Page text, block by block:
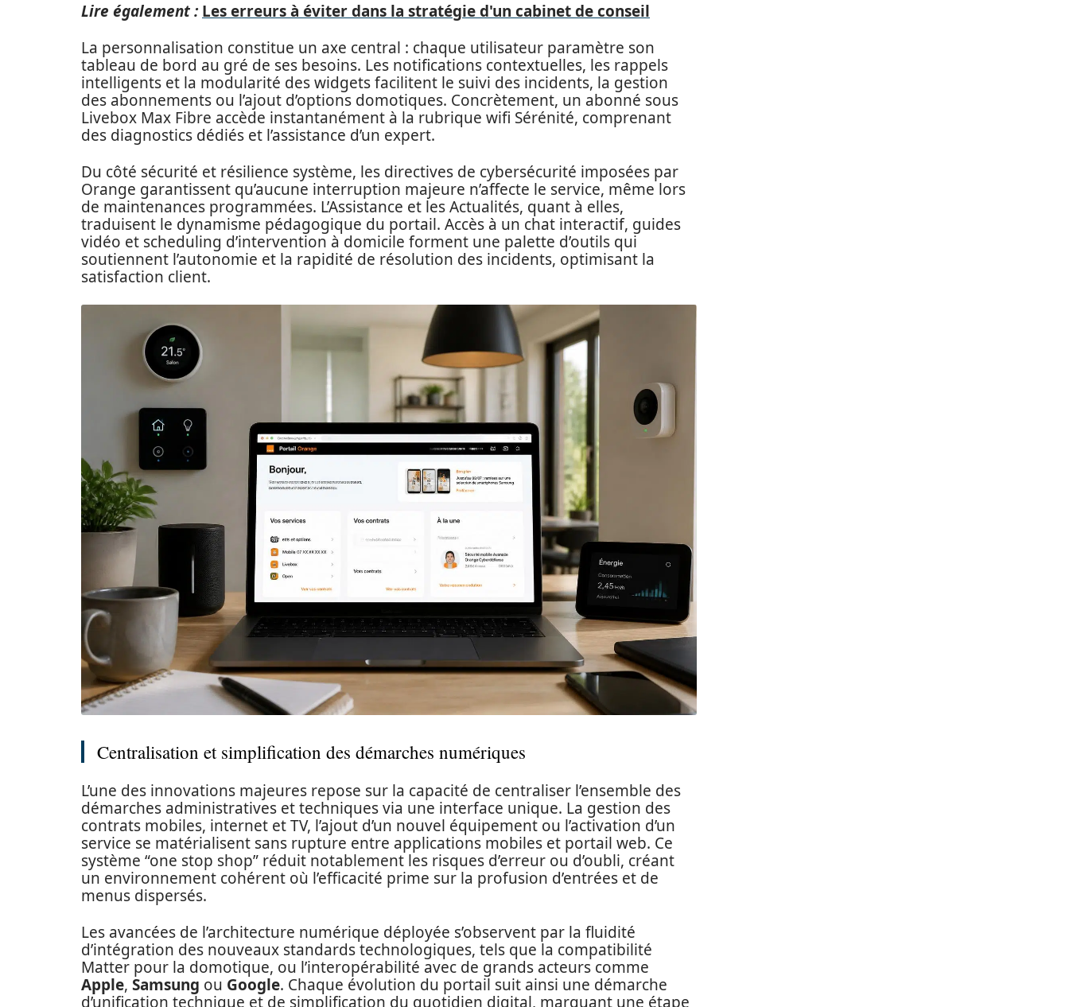
Lire également : Les erreurs à éviter dans la stratégie d'un cabinet de conseil
La personnalisation constitue un axe central : chaque utilisateur paramètre son
tableau de bord au gré de ses besoins. Les notifications contextuelles, les rappels
intelligents et la modularité des widgets facilitent le suivi des incidents, la gestion
des abonnements ou l’ajout d’options domotiques. Concrètement, un abonné sous
Livebox Max Fibre accède instantanément à la rubrique wifi Sérénité, comprenant
des diagnostics dédiés et l’assistance d’un expert.
Du côté sécurité et résilience système, les directives de cybersécurité imposées par
Orange garantissent qu’aucune interruption majeure n’affecte le service, même lors
de maintenances programmées. L’Assistance et les Actualités, quant à elles,
traduisent le dynamisme pédagogique du portail. Accès à un chat interactif, guides
vidéo et scheduling d’intervention à domicile forment une palette d’outils qui
soutiennent l’autonomie et la rapidité de résolution des incidents, optimisant la
satisfaction client.
Centralisation et simplification des démarches numériques
L’une des innovations majeures repose sur la capacité de centraliser l’ensemble des
démarches administratives et techniques via une interface unique. La gestion des
contrats mobiles, internet et TV, l’ajout d’un nouvel équipement ou l’activation d’un
service se matérialisent sans rupture entre applications mobiles et portail web. Ce
système “one stop shop” réduit notablement les risques d’erreur ou d’oubli, créant
un environnement cohérent où l’efficacité prime sur la profusion d’entrées et de
menus dispersés.
Les avancées de l’architecture numérique déployée s’observent par la fluidité
d’intégration des nouveaux standards technologiques, tels que la compatibilité
Matter pour la domotique, ou l’interopérabilité avec de grands acteurs comme
Apple, Samsung ou Google. Chaque évolution du portail suit ainsi une démarche
d’unification technique et de simplification du quotidien digital, marquant une étape